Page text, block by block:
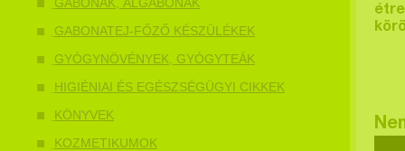
GABONATEJ-FŐZŐ KÉSZÜLÉKEK
GYÓGYNÖVÉNYEK, GYÓGYTEÁK
HIGIÉNIAI ÉS EGÉSZSÉGÜGYI CIKKEK
KÖNYVEK
KOZMETIKUMOK